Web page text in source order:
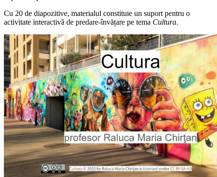
Cu 20 de diapozitive, materialul constituie un suport pentru o
activitate interactivă de predare-învățare pe tema Cultura.